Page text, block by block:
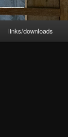
links/downloads